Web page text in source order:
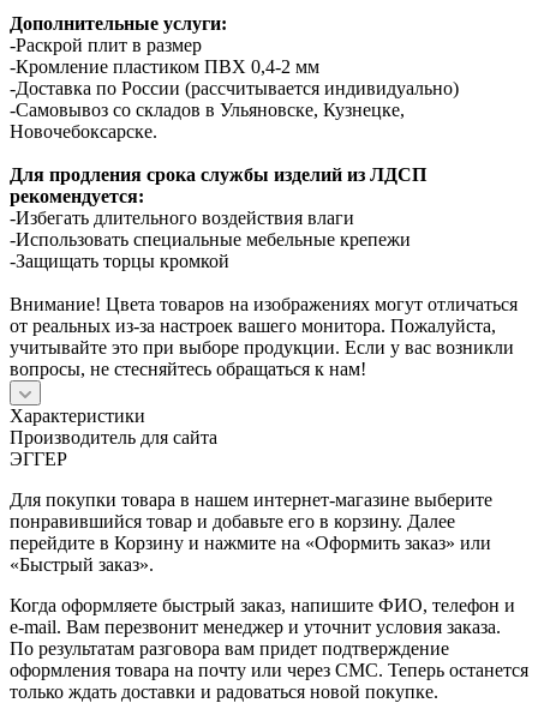
Дополнительные услуги:
-Раскрой плит в размер
-Кромление пластиком ПВХ 0,4-2 мм
-Доставка по России (рассчитывается индивидуально)
-Самовывоз со складов в Ульяновске, Кузнецке,
Новочебоксарске.
Для продления срока службы изделий из ЛДСП
рекомендуется:
-Избегать длительного воздействия влаги
-Использовать специальные мебельные крепежи
-Защищать торцы кромкой
Внимание! Цвета товаров на изображениях могут отличаться
от реальных из-за настроек вашего монитора. Пожалуйста,
учитывайте это при выборе продукции. Если у вас возникли
вопросы, не стесняйтесь обращаться к нам!
Характеристики
Производитель для сайта
ЭГГЕР
Для покупки товара в нашем интернет-магазине выберите
понравившийся товар и добавьте его в корзину. Далее
перейдите в Корзину и нажмите на «Оформить заказ» или
«Быстрый заказ».
Когда оформляете быстрый заказ, напишите ФИО, телефон и
e-mail. Вам перезвонит менеджер и уточнит условия заказа.
По результатам разговора вам придет подтверждение
оформления товара на почту или через СМС. Теперь останется
только ждать доставки и радоваться новой покупке.